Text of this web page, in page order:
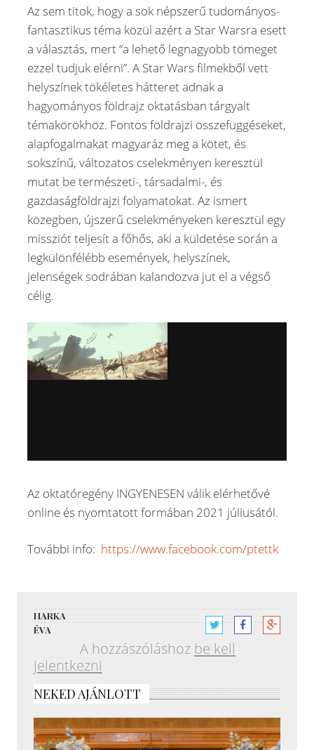
Az sem titok, hogy a sok népszerű tudományos-
fantasztikus téma közül azért a Star Warsra esett
a választás, mert “a lehető legnagyobb tömeget
ezzel tudjuk elérni”. A Star Wars filmekből vett
helyszínek tökéletes hátteret adnak a
hagyományos földrajz oktatásban tárgyalt
témakörökhöz. Fontos földrajzi összefüggéseket,
alapfogalmakat magyaráz meg a kötet, és
sokszínű, változatos cselekményen keresztül
mutat be természeti-, társadalmi-, és
gazdaságföldrajzi folyamatokat. Az ismert
közegben, újszerű cselekményeken keresztül egy
missziót teljesít a főhős, aki a küldetése során a
legkülönfélébb események, helyszínek,
jelenségek sodrában kalandozva jut el a végső
célig.
Az oktatóregény INGYENESEN válik elérhetővé
online és nyomtatott formában 2021 júliusától.
További info: https://www.facebook.com/ptettk
HARKA
ÉVA
A hozzászóláshoz be kell
jelentkezni
NEKED AJÁNLOTT